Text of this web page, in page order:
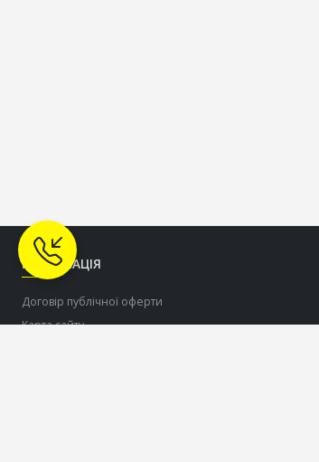
ІНФОРМАЦІЯ
Договір публічної оферти
Карта сайту